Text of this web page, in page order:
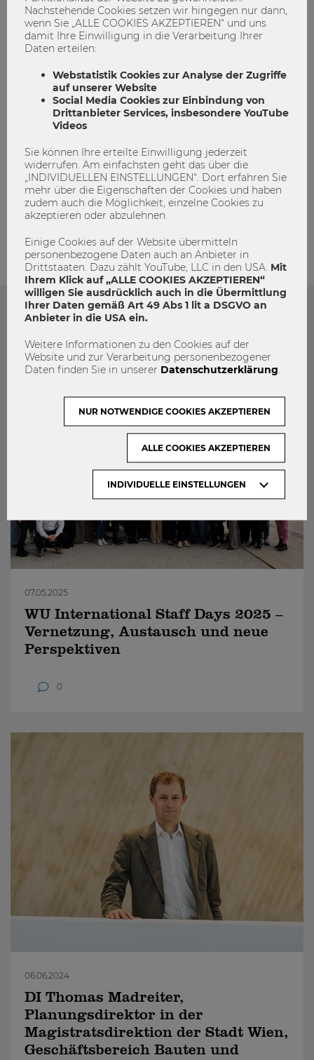
Bibliothek eLearning
Team des Monats
TeamdesMonats
admin
Das könnte dich auch Interessieren
07.05.2025
WU International Staff Days 2025 –
Vernetzung, Austausch und neue
Perspektiven
0
06.06.2024
DI Thomas Madreiter,
Planungsdirektor in der
Magistratsdirektion der Stadt Wien,
Geschäftsbereich Bauten und
Nachstehende Cookies setzen wir hingegen nur dann,
wenn Sie „ALLE COOKIES AKZEPTIEREN“ und uns
damit Ihre Einwilligung in die Verarbeitung Ihrer
Daten erteilen:
Webstatistik Cookies zur Analyse der Zugriffe
auf unserer Website
Social Media Cookies zur Einbindung von
Drittanbieter Services, insbesondere YouTube
Videos
Sie können Ihre erteilte Einwilligung jederzeit
widerrufen. Am einfachsten geht das über die
„INDIVIDUELLEN EINSTELLUNGEN“. Dort erfahren Sie
mehr über die Eigenschaften der Cookies und haben
zudem auch die Möglichkeit, einzelne Cookies zu
akzeptieren oder abzulehnen.
Einige Cookies auf der Website übermitteln
personenbezogene Daten auch an Anbieter in
Drittstaaten. Dazu zählt YouTube, LLC in den USA. Mit
Ihrem Klick auf „ALLE COOKIES AKZEPTIEREN“
willigen Sie ausdrücklich auch in die Übermittlung
Ihrer Daten gemäß Art 49 Abs 1 lit a DSGVO an
Anbieter in die USA ein.
Weitere Informationen zu den Cookies auf der
Website und zur Verarbeitung personenbezogener
Daten finden Sie in unserer Datenschutzerklärung
INDIVIDUELLE EINSTELLUNGEN
NUR NOTWENDIGE COOKIES AKZEPTIEREN
ALLE COOKIES AKZEPTIEREN